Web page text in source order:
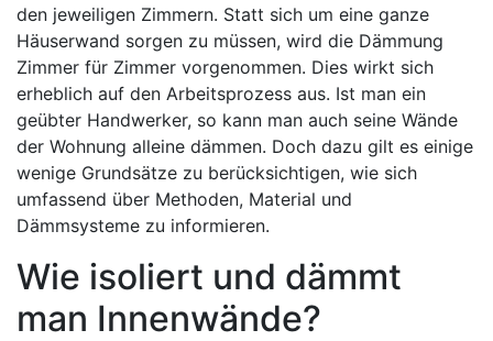
den jeweiligen Zimmern. Statt sich um eine ganze
Häuserwand sorgen zu müssen, wird die Dämmung
Zimmer für Zimmer vorgenommen. Dies wirkt sich
erheblich auf den Arbeitsprozess aus. Ist man ein
geübter Handwerker, so kann man auch seine Wände
der Wohnung alleine dämmen. Doch dazu gilt es einige
wenige Grundsätze zu berücksichtigen, wie sich
umfassend über Methoden, Material und
Dämmsysteme zu informieren.
Wie isoliert und dämmt
man Innenwände?